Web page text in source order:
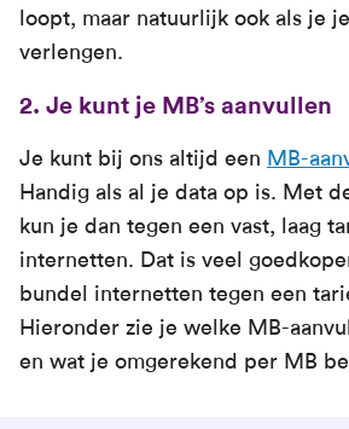
loopt, maar natuurlijk ook als je
verlengen.
2. Je kunt je MB’s aanvullen
Je kunt bij ons altijd een MB-
Handig als al je data op is. Met
kun je dan tegen een vast, laag
internetten. Dat is veel
bundel internetten tegen een
Hieronder zie je welke MB-
en wat je omgerekend per MB